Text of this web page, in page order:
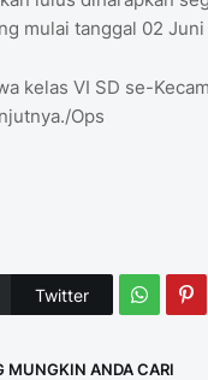
mulai tanggal 02 Juni
kelas VI SD se-
Ops
Twitter
MUNGKIN ANDA CARI